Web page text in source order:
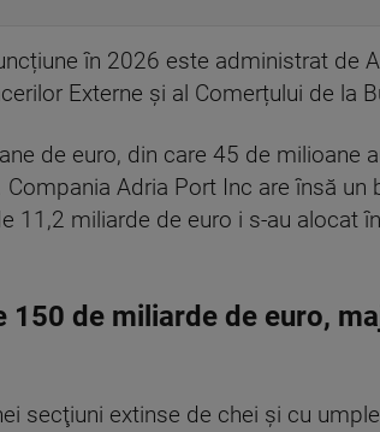
în 2026 este administrat de
Externe și al Comerțului de la
de euro, din care 45 de milioane
Adria Port Inc are însă un
11,2 miliarde de euro i s-au alocat
de miliarde de euro,
secţiuni extinse de chei şi cu